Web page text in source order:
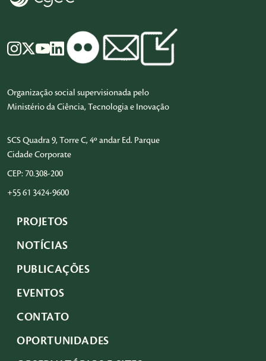
Organização social supervisionada pelo
Ministério da Ciência, Tecnologia e Inovação
SCS Quadra 9, Torre C, 4º andar Ed. Parque
Cidade Corporate
CEP: 70.308-200
+55 61 3424-9600
PROJETOS
NOTÍCIAS
PUBLICAÇÕES
EVENTOS
CONTATO
OPORTUNIDADES